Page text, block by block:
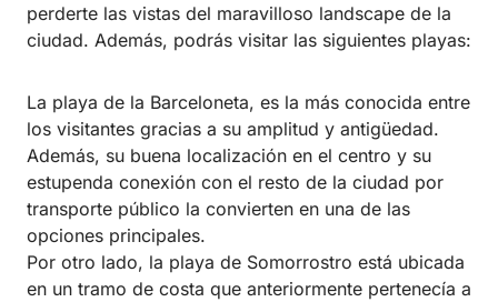
perderte las vistas del maravilloso landscape de la
ciudad. Además, podrás visitar las siguientes playas:
La playa de la Barceloneta, es la más conocida entre
los visitantes gracias a su amplitud y antigüedad.
Además, su buena localización en el centro y su
estupenda conexión con el resto de la ciudad por
transporte público la convierten en una de las
opciones principales.
Por otro lado, la playa de Somorrostro está ubicada
en un tramo de costa que anteriormente pertenecía a